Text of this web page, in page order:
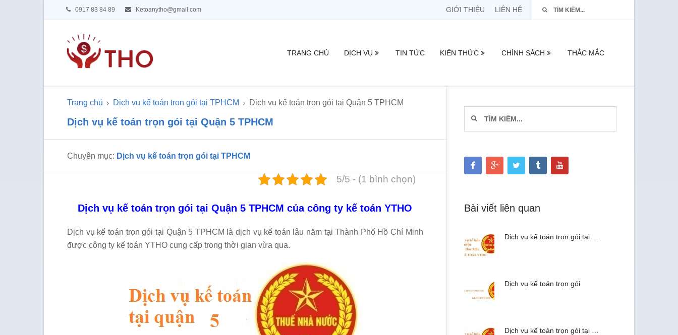
0917 83 84 89 Ketoanytho@gmail.com GIỚI THIỆU LIÊN HỆ
TRANG CHỦ DỊCH VỤ TIN TỨC KIẾN THỨC CHÍNH SÁCH THẮC MẮC
Trang chủ Dịch vụ kế toán trọn gói tại TPHCM Dịch vụ kế toán trọn gói tại Quận 5 TPHCM
Dịch vụ kế toán trọn gói tại Quận 5 TPHCM
Chuyên mục: Dịch vụ kế toán trọn gói tại TPHCM
5/5 - (1 bình chọn)
Dịch vụ kế toán trọn gói tại Quận 5 TPHCM của công ty kế toán YTHO
Dịch vụ kế toán trọn gói tại Quận 5 TPHCM là dịch vụ kế toán lâu năm tại Thành Phố Hồ Chí Minh
được công ty kế toán YTHO cung cấp trong thời gian vừa qua.
Bài viết liên quan
Dịch vụ kế toán trọn gói tại …
Dịch vụ kế toán trọn gói
Dịch vụ kế toán trọn gói tại …